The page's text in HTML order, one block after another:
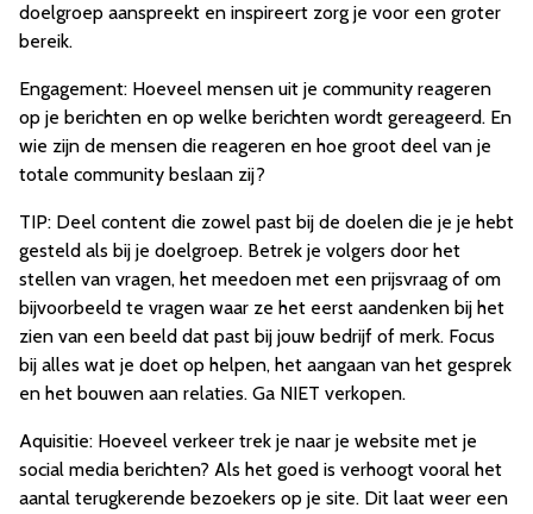
doelgroep aanspreekt en inspireert zorg je voor een groter
bereik.
Engagement: Hoeveel mensen uit je community reageren
op je berichten en op welke berichten wordt gereageerd. En
wie zijn de mensen die reageren en hoe groot deel van je
totale community beslaan zij?
TIP: Deel content die zowel past bij de doelen die je je hebt
gesteld als bij je doelgroep. Betrek je volgers door het
stellen van vragen, het meedoen met een prijsvraag of om
bijvoorbeeld te vragen waar ze het eerst aandenken bij het
zien van een beeld dat past bij jouw bedrijf of merk. Focus
bij alles wat je doet op helpen, het aangaan van het gesprek
en het bouwen aan relaties. Ga NIET verkopen.
Aquisitie: Hoeveel verkeer trek je naar je website met je
social media berichten? Als het goed is verhoogt vooral het
aantal terugkerende bezoekers op je site. Dit laat weer een